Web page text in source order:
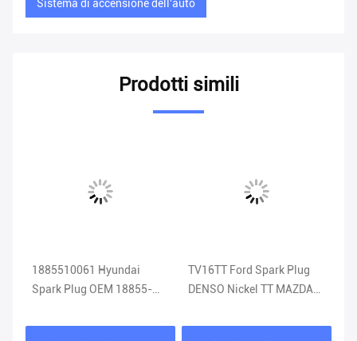
Sistema di accensione dell'auto
Prodotti simili
1885510061 Hyundai
Spark Plug OEM 18855-
accensione auto
TV16TT Ford Spark Plug
DENSO Nickel TT MAZDA